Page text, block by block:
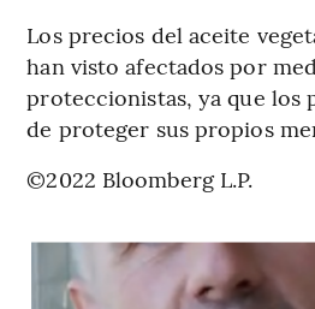
Los precios del aceite
han visto afectados por
proteccionistas, ya que los
de proteger sus propios
©2022 Bloomberg L.P.